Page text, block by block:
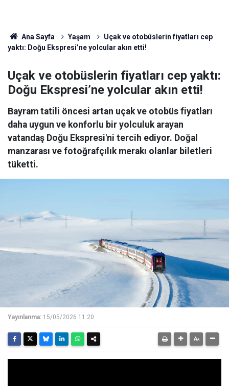
Ana Sayfa Yaşam
Uçak ve otobüslerin fiyatları cep
yaktı: Doğu Ekspresi’ne yolcular akın etti!
Uçak ve otobüslerin fiyatları cep yaktı:
Doğu Ekspresi’ne yolcular akın etti!
Bayram tatili öncesi artan uçak ve otobüs fiyatları
daha uygun ve konforlu bir yolculuk arayan
vatandaş Doğu Ekspresi'ni tercih ediyor. Doğal
manzarası ve fotoğrafçılık merakı olanlar biletleri
tüketti.
Yayınlanma: 15/05/2026 11:20